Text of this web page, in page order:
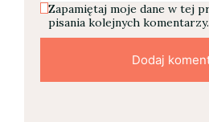
Zapamiętaj moje dane w tej
pisania kolejnych komentarzy.